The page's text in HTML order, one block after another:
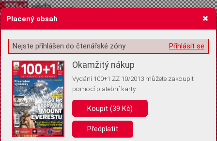
Žádost o souhlas s ukládáním volitelných informací
Pro základní fungování webu nepotřebujeme ukládat žádné informace
(tzv. cookies apod.). Rádi bychom vás ale požádali o souhlas s
uložením volitelných informací:
Placený obsah
Přihlásit se
Nejste přihlášen do čtenářské zóny
Okamžitý nákup
Vydání 100+1 ZZ 10/2013 můžete zakoupit
pomocí platební karty
Koupit (39 Kč)
Předplatit